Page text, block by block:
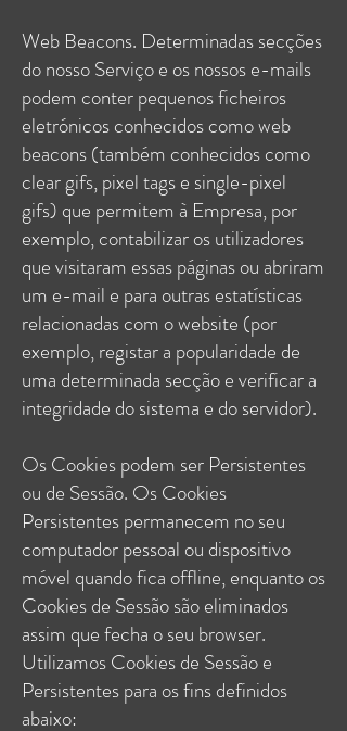
Web Beacons. Determinadas secções
do nosso Serviço e os nossos e-mails
podem conter pequenos ficheiros
eletrónicos conhecidos como web
beacons (também conhecidos como
clear gifs, pixel tags e single-pixel
gifs) que permitem à Empresa, por
exemplo, contabilizar os utilizadores
que visitaram essas páginas ou abriram
um e-mail e para outras estatísticas
relacionadas com o website (por
exemplo, registar a popularidade de
uma determinada secção e verificar a
integridade do sistema e do servidor).
Os Cookies podem ser Persistentes
ou de Sessão. Os Cookies
Persistentes permanecem no seu
computador pessoal ou dispositivo
móvel quando fica offline, enquanto os
Cookies de Sessão são eliminados
assim que fecha o seu browser.
Utilizamos Cookies de Sessão e
Persistentes para os fins definidos
abaixo: